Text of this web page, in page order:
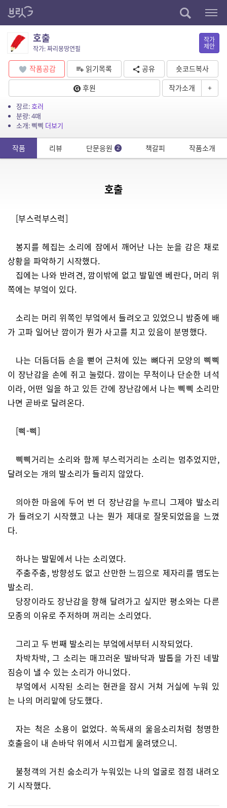
호출
작가: 짜리몽땅연필
작가
제안
작품공감 읽기목록 공유
숏코드복사
후원
작가소개 +
장르:호러
분량: 4매
소개: 삑삑 더보기
작품 리뷰 단문응원 2 책갈피 작품소개
호출
[부스럭부스럭]
봉지를 헤집는 소리에 잠에서 깨어난 나는 눈을 감은 채로
상황을 파악하기 시작했다.
집에는 나와 반려견, 깜이밖에 없고 발밑엔 베란다, 머리 위
쪽에는 부엌이 있다.
소리는 머리 위쪽인 부엌에서 들려오고 있었으니 밤중에 배
가 고파 일어난 깜이가 뭔가 사고를 치고 있음이 분명했다.
나는 더듬더듬 손을 뻗어 근처에 있는 뼈다귀 모양의 삑삑
이 장난감을 손에 쥐고 눌렀다. 깜이는 무척이나 단순한 녀석
이라, 어떤 일을 하고 있든 간에 장난감에서 나는 삑삑 소리만
나면 곧바로 달려온다.
[삑-삑]
삑삑거리는 소리와 함께 부스럭거리는 소리는 멈추었지만,
달려오는 개의 발소리가 들리지 않았다.
의아한 마음에 두어 번 더 장난감을 누르니 그제야 발소리
가 들려오기 시작했고 나는 뭔가 제대로 잘못되었음을 느꼈
다.
하나는 발밑에서 나는 소리였다.
주춤주춤, 방향성도 없고 산만한 느낌으로 제자리를 맴도는
발소리.
당장이라도 장난감을 향해 달려가고 싶지만 평소와는 다른
모종의 이유로 주저하며 꺼리는 소리였다.
그리고 두 번째 발소리는 부엌에서부터 시작되었다.
차박차박, 그 소리는 매끄러운 발바닥과 발톱을 가진 네발
짐승이 낼 수 있는 소리가 아니었다.
부엌에서 시작된 소리는 현관을 잠시 거쳐 거실에 누워 있
는 나의 머리맡에 당도했다.
자는 척은 소용이 없었다. 쏙독새의 울음소리처럼 청명한
호출음이 내 손바닥 위에서 시끄럽게 울려댔으니.
불청객의 거친 숨소리가 누워있는 나의 얼굴로 점점 내려오
기 시작했다.